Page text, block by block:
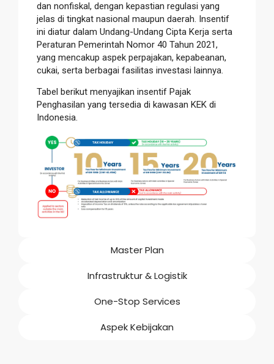
Master Plan
Infrastruktur & Logistik
One-Stop Services
Aspek Kebijakan
dan nonfiskal, dengan kepastian regulasi yang
jelas di tingkat nasional maupun daerah. Insentif
ini diatur dalam Undang-Undang Cipta Kerja serta
Peraturan Pemerintah Nomor 40 Tahun 2021,
yang mencakup aspek perpajakan, kepabeanan,
cukai, serta berbagai fasilitas investasi lainnya.
Tabel berikut menyajikan insentif Pajak
Penghasilan yang tersedia di kawasan KEK di
Indonesia.